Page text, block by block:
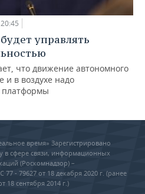
управлять
что движение автономного
и в воздухе надо
платформы
время» Зарегистрировано
в сфере связи, информационных
(Роскомнадзор) –
- 79627 от 18 декабря 2020 г. (ранее
18 сентября 2014 г.)